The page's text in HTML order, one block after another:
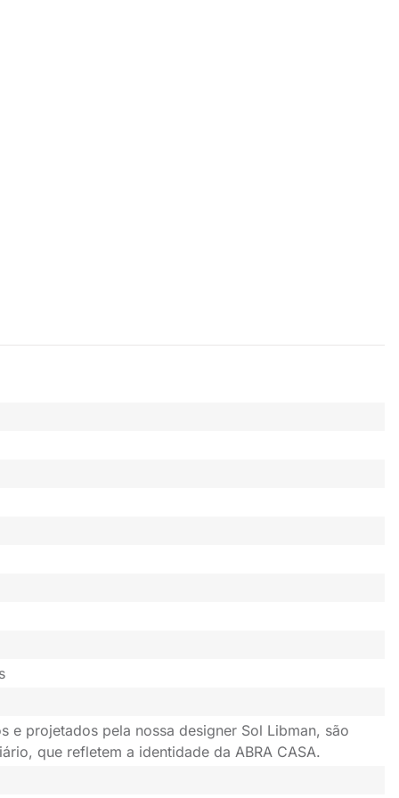
e projetados pela nossa designer Sol Libman, são
que refletem a identidade da ABRA CASA.